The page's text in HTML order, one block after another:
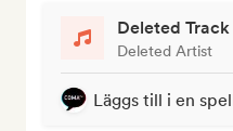
Deleted Track
Deleted Artist
Läggs till i en